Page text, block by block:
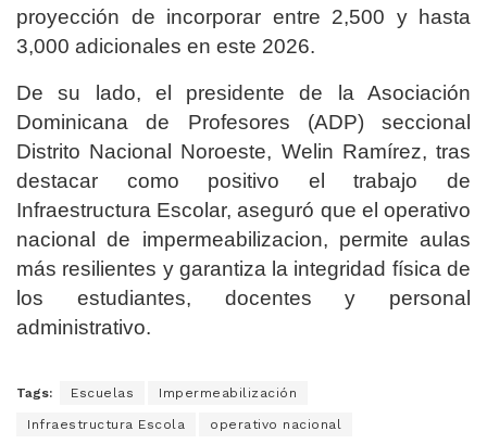
proyección de incorporar entre 2,500 y hasta
3,000 adicionales en este 2026.
De su lado, el presidente de la Asociación
Dominicana de Profesores (ADP) seccional
Distrito Nacional Noroeste, Welin Ramírez, tras
destacar como positivo el trabajo de
Infraestructura Escolar, aseguró que el operativo
nacional de impermeabilizacion, permite aulas
más resilientes y garantiza la integridad física de
los estudiantes, docentes y personal
administrativo.
Tags: Escuelas Impermeabilización
Infraestructura Escola operativo nacional